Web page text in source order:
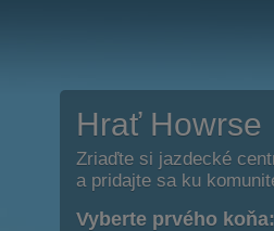
Hrať Howrse
Zriaďte si jazdecké
a pridajte sa ku
Vyberte prvého koňa: